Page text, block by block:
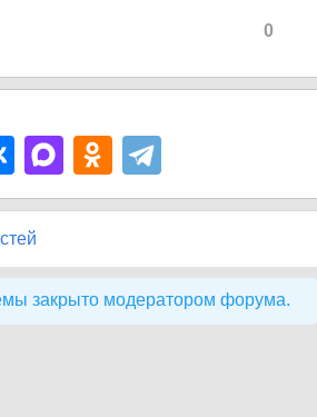
0
закрыто модератором форума.